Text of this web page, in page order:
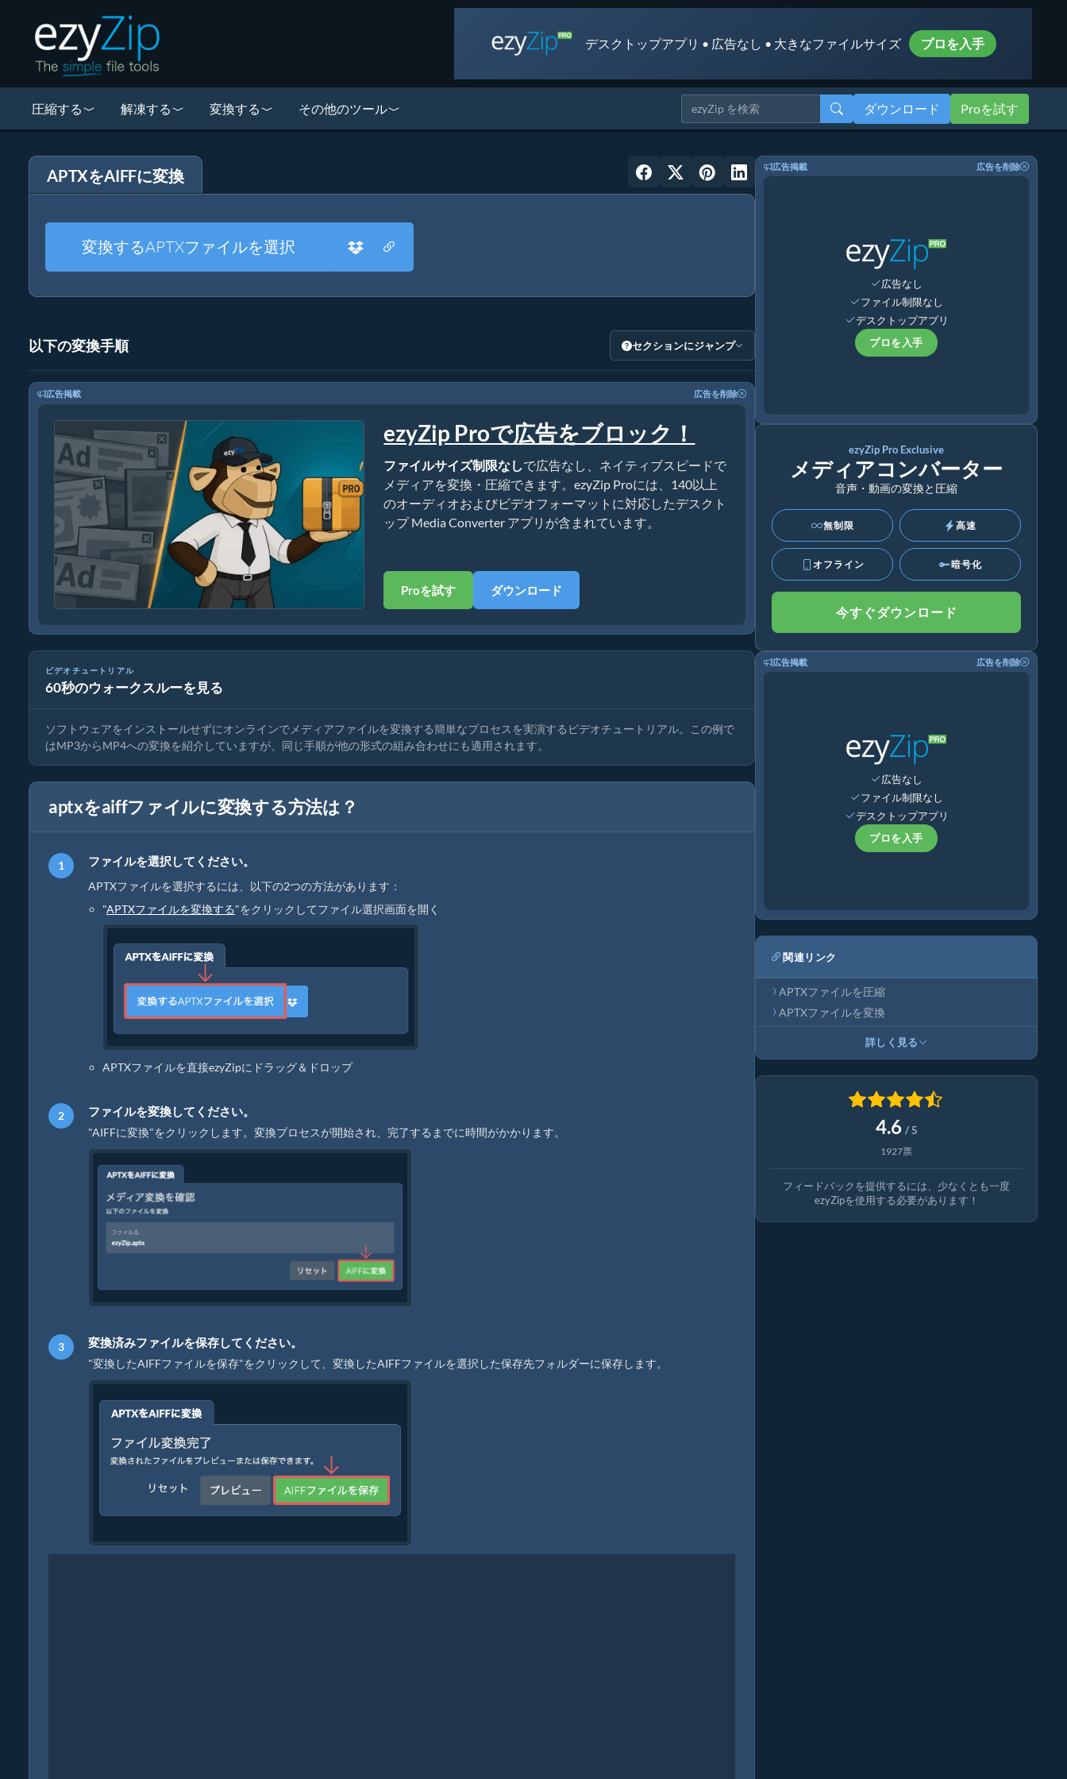
デスクトップアプリ • 広告なし • 大きなファイルサイズ プロを入手
圧縮する 解凍する 変換する その他のツール ダウンロード Proを試す
APTXをAIFFに変換
変換するAPTXファイルを選択
以下の変換手順 セクションにジャンプ
広告掲載 広告を削除
ezyZip Proで広告をブロック！
ファイルサイズ制限なしで広告なし、ネイティブスピードで
メディアを変換・圧縮できます。ezyZip Proには、140以上
のオーディオおよびビデオフォーマットに対応したデスクト
ップ Media Converter アプリが含まれています。
Proを試す ダウンロード
ビデオチュートリアル
60秒のウォークスルーを見る
メディアファイルの変換方法
ソフトウェアをインストールせずにオンラインでメディアファイルを変換する簡単なプロセスを実演するビデオチュートリアル。この例で
はMP3からMP4への変換を紹介していますが、同じ手順が他の形式の組み合わせにも適用されます。
aptxをaiffファイルに変換する方法は？
ファイルを選択してください。
APTXファイルを選択するには、以下の2つの方法があります：
"APTXファイルを変換する"をクリックしてファイル選択画面を開く
APTXファイルを直接ezyZipにドラッグ＆ドロップ
ファイルを変換してください。
"AIFFに変換"をクリックします。変換プロセスが開始され、完了するまでに時間がかかります。
変換済みファイルを保存してください。
"変換したAIFFファイルを保存"をクリックして、変換したAIFFファイルを選択した保存先フォルダーに保存します。
広告掲載 広告を削除
広告なし
ファイル制限なし
デスクトップアプリ
プロを入手
ezyZip Pro Exclusive
メディアコンバーター
音声・動画の変換と圧縮
無制限 高速
オフライン 暗号化
今すぐダウンロード
広告掲載 広告を削除
広告なし
ファイル制限なし
デスクトップアプリ
プロを入手
関連リンク
APTXファイルを圧縮
APTXファイルを変換
詳しく見る
4.6 / 5
1927票
フィードバックを提供するには、少なくとも一度
ezyZipを使用する必要があります！